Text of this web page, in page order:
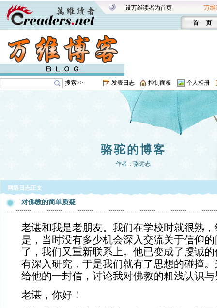
设万维读者为首页 万维
首 页
搜索>> 发表日志 控制面板 个人相册
骆驼的博客
作者：骆远志
网络日志正文
对佛教的简单质疑
老谌和我是老朋友。我们在学校时就很熟
是，当时没有多少机会深入交流关于信仰
了，我们又重新联系上。他已变成了虔诚
有深入研究，于是我们就有了思想的碰撞
给他的一封信，讨论我对佛教的粗浅认识与
老谌，你好！